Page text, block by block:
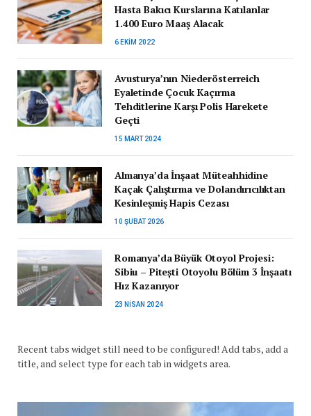
Hasta Bakıcı Kurslarına Katılanlar
1.400 Euro Maaş Alacak
6 EKIM 2022
Avusturya’nın Niederösterreich
Eyaletinde Çocuk Kaçırma
Tehditlerine Karşı Polis Harekete
Geçti
15 MART 2024
Almanya’da İnşaat Müteahhidine
Kaçak Çalıştırma ve Dolandırıcılıktan
Kesinleşmiş Hapis Cezası
10 ŞUBAT 2026
Romanya’da Büyük Otoyol Projesi:
Sibiu – Pitești Otoyolu Bölüm 3 İnşaatı
Hız Kazanıyor
23 NISAN 2024
Recent tabs widget still need to be configured! Add tabs, add a
title, and select type for each tab in widgets area.